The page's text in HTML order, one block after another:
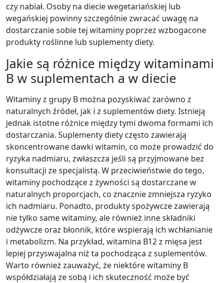
czy nabiał. Osoby na diecie wegetariańskiej lub
wegańskiej powinny szczególnie zwracać uwagę na
dostarczanie sobie tej witaminy poprzez wzbogacone
produkty roślinne lub suplementy diety.
Jakie są różnice między witaminami
B w suplementach a w diecie
Witaminy z grupy B można pozyskiwać zarówno z
naturalnych źródeł, jak i z suplementów diety. Istnieją
jednak istotne różnice między tymi dwoma formami ich
dostarczania. Suplementy diety często zawierają
skoncentrowane dawki witamin, co może prowadzić do
ryzyka nadmiaru, zwłaszcza jeśli są przyjmowane bez
konsultacji ze specjalistą. W przeciwieństwie do tego,
witaminy pochodzące z żywności są dostarczane w
naturalnych proporcjach, co znacznie zmniejsza ryzyko
ich nadmiaru. Ponadto, produkty spożywcze zawierają
nie tylko same witaminy, ale również inne składniki
odżywcze oraz błonnik, które wspierają ich wchłanianie
i metabolizm. Na przykład, witamina B12 z mięsa jest
lepiej przyswajalna niż ta pochodząca z suplementów.
Warto również zauważyć, że niektóre witaminy B
współdziałają ze sobą i ich skuteczność może być